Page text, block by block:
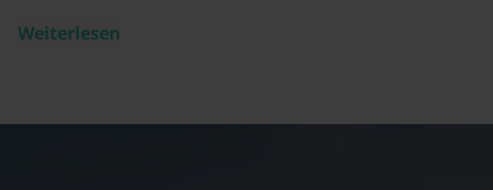
Weiterlesen